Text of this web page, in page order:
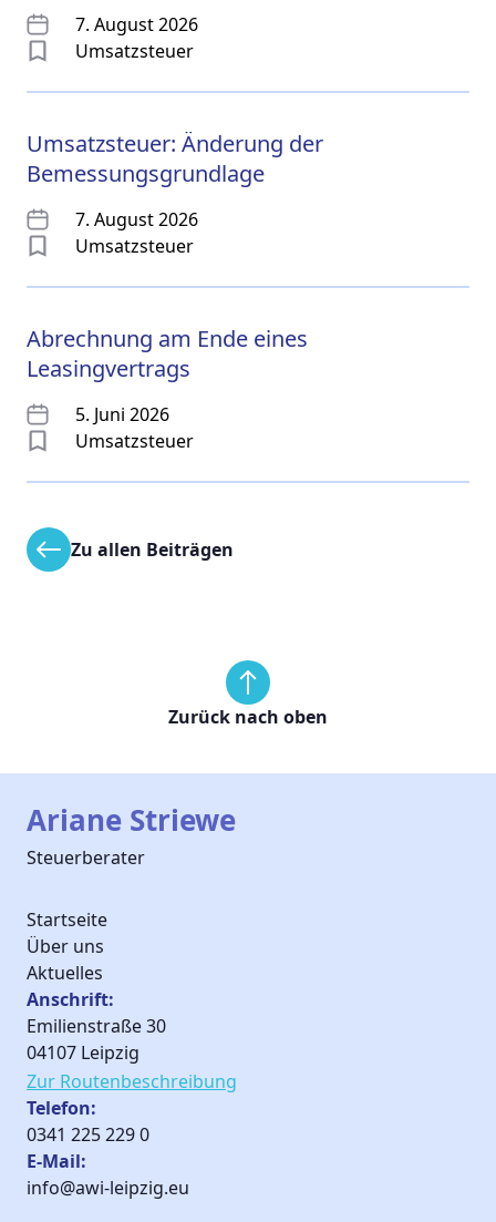
7. August 2026
Umsatzsteuer
Umsatzsteuer: Änderung der
Bemessungsgrundlage
7. August 2026
Umsatzsteuer
Abrechnung am Ende eines
Leasingvertrags
5. Juni 2026
Umsatzsteuer
Zu allen Beiträgen
Zurück nach oben
Ariane Striewe
Steuerberater
Startseite
Über uns
Aktuelles
Anschrift:
Emilienstraße 30
04107 Leipzig
Zur Routen­beschreibung
Telefon:
0341 225 229 0
E-Mail:
info@awi-leipzig.eu